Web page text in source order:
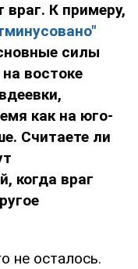
враг. К примеру,
силы
востоке
как на юго-
Считаете ли
когда враг
не осталось.